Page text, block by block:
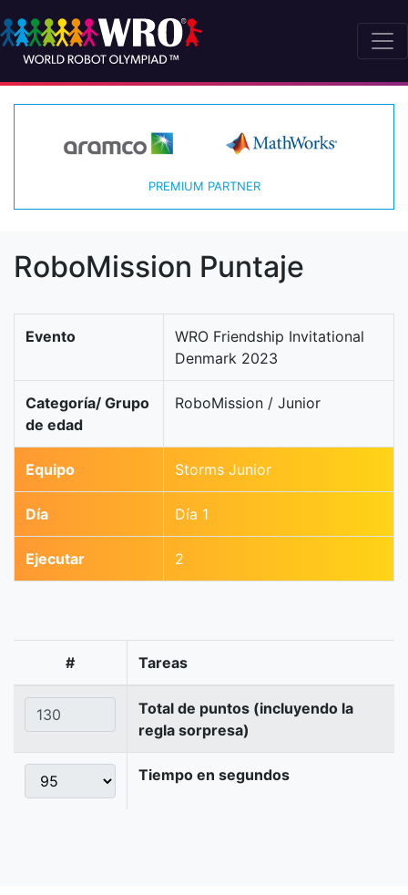
PREMIUM PARTNER
RoboMission Puntaje
Evento
WRO Friendship Invitational
Denmark 2023
Categoría/ Grupo
de edad
RoboMission / Junior
Equipo Storms Junior
Día Día 1
Ejecutar 2
# Tareas
Total de puntos (incluyendo la
regla sorpresa)
Tiempo en segundos